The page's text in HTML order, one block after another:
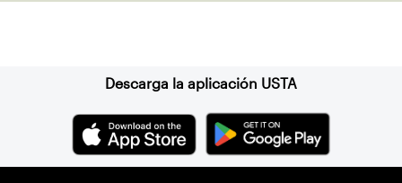
Descarga la aplicación USTA